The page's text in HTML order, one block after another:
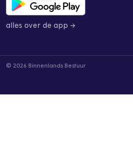
alles over de app →
© 2026 Binnenlands Bestuur